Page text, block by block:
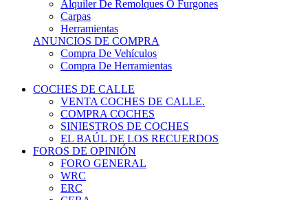
Alquiler De Remolques O Furgones
Carpas
Herramientas
ANUNCIOS DE COMPRA
Compra De Vehículos
Compra De Herramientas
COCHES DE CALLE
VENTA COCHES DE CALLE.
COMPRA COCHES
SINIESTROS DE COCHES
EL BAÚL DE LOS RECUERDOS
FOROS DE OPINIÓN
FORO GENERAL
WRC
ERC